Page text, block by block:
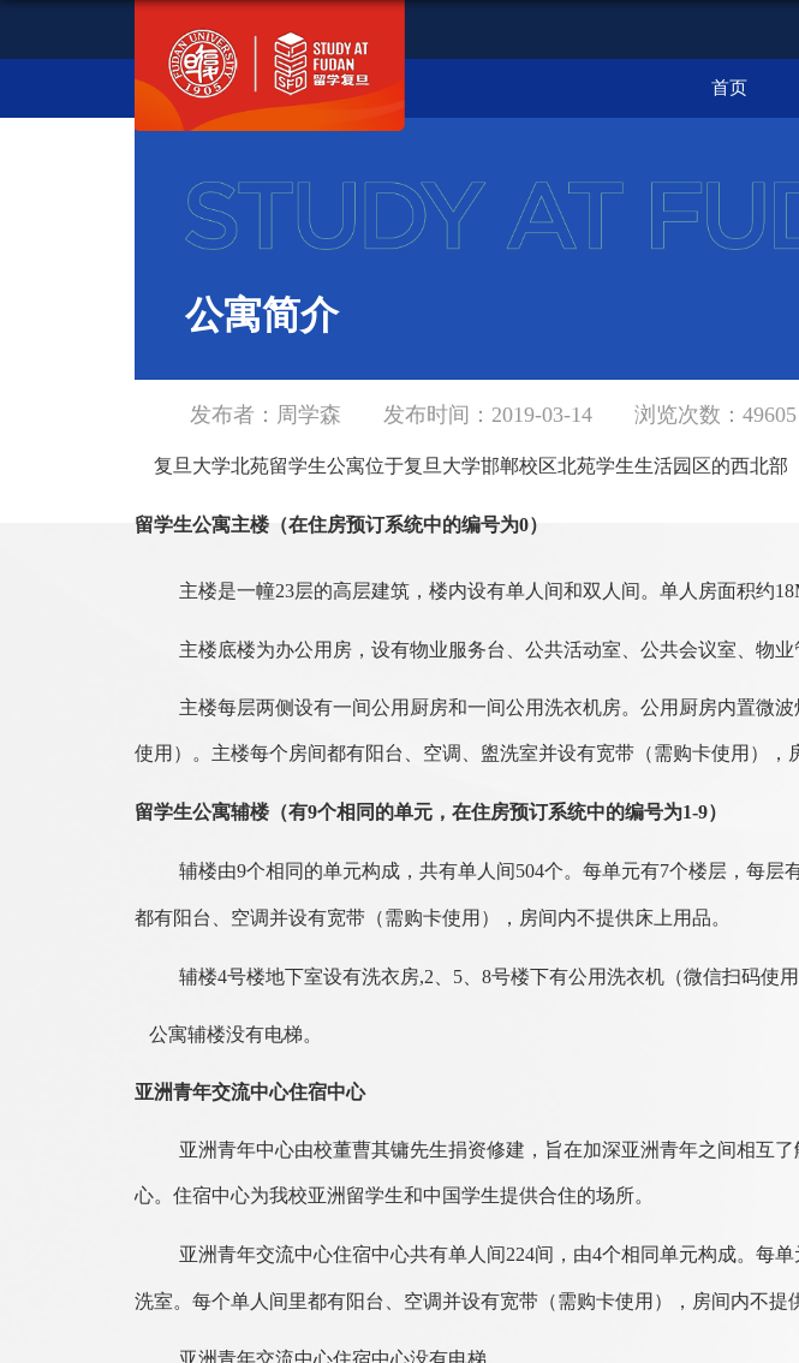
首页
公寓简介
发布者：周学森 发布时间：2019-03-14 浏览次数： 49605
复旦大学北苑留学生公寓位于复旦大学邯郸校区北苑学生生活园区的西北部
留学生公寓主楼（在住房预订系统中的编号为0）
主楼是一幢23层的高层建筑，楼内设有单人间和双人间 。单人房面积约
主楼底楼为办公用房，设有物业服务台、公共活动室、公共会议室、物业
主楼每层两侧设有一间公用厨房和一间公用洗衣机房。 公用厨房内置微
使用）。主楼每个房间都有阳台、空调、盥洗室并设有宽带（需购卡使用），
留学生公寓辅楼 （有9个相同的单元，在住房预订系统中的编号为1-9）
辅楼由9个相同的单元构成，共有单人间504个。每单元有7个楼层，每层
都有阳台、空调并设有宽带（需购卡使用），房间内不提供床上用品。
辅楼4号楼地下室设有洗衣房,2 5 8号楼下有公用洗衣机（微信扫码使用
公寓辅楼没有电梯。
亚洲青年交流中心住宿中心
亚洲青年中心由校董曹其镛先生捐资修建，旨在加深亚洲青年之间相互
心。住宿中心为我校亚洲留学生和中国学生提供合住的场所。
亚洲青年交流中心住宿中心共有单人间224间，由4个相同单元构成。每单
洗室。每个单人间里都有阳台、空调并设有宽带（需购卡使用），房间内不提
亚洲青年交流中心住宿中心没有电梯。